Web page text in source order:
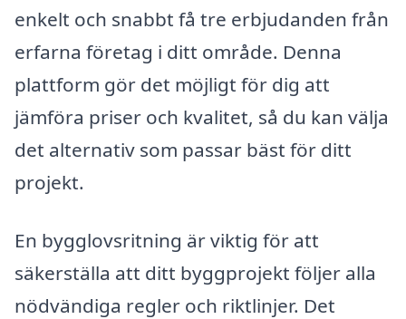
enkelt och snabbt få tre erbjudanden från
erfarna företag i ditt område. Denna
plattform gör det möjligt för dig att
jämföra priser och kvalitet, så du kan välja
det alternativ som passar bäst för ditt
projekt.
En bygglovsritning är viktig för att
säkerställa att ditt byggprojekt följer alla
nödvändiga regler och riktlinjer. Det